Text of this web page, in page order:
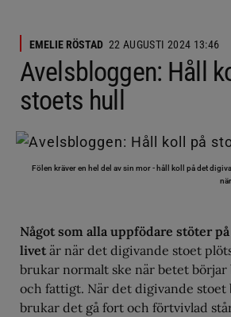
EMELIE RÖSTAD 22 AUGUSTI 2024 13:46
Avelsbloggen: Håll
stoets hull
Fölen kräver en hel del av sin mor - håll koll på det
Något som alla uppfödare stöter
livetär när det digivande stoet
brukar normalt ske när betet
och fattigt. När det digivande stoet
brukar det gå fort och förtvivlad